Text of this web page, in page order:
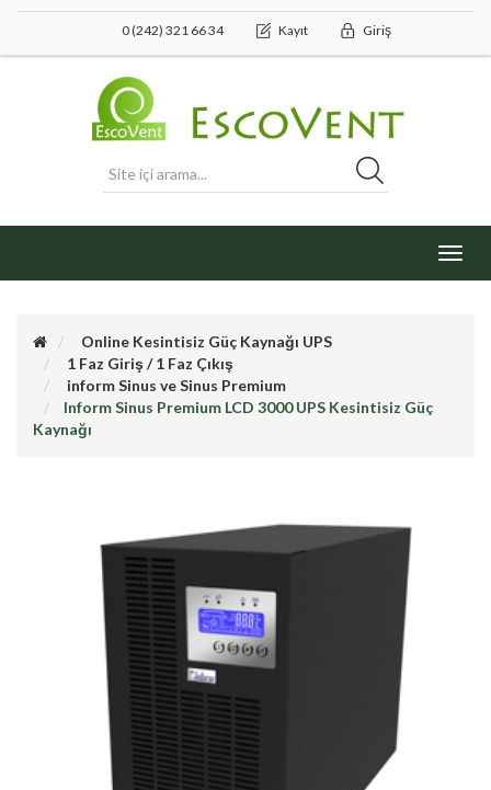
0 (242) 321 66 34 Kayıt Giriş
Online Kesintisiz Güç Kaynağı UPS
1 Faz Giriş / 1 Faz Çıkış
inform Sinus ve Sinus Premium
Inform Sinus Premium LCD 3000 UPS Kesintisiz Güç
Kaynağı